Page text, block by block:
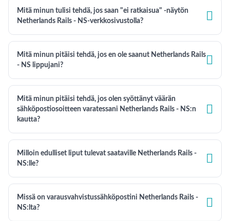
Mitä minun tulisi tehdä, jos saan "ei ratkaisua" -näytön
Netherlands Rails - NS-verkkosivustolla?

Mitä minun pitäisi tehdä, jos en ole saanut Netherlands Rails
- NS lippujani?

Mitä minun pitäisi tehdä, jos olen syöttänyt väärän
sähköpostiosoitteen varatessani Netherlands Rails - NS:n
kautta?

Milloin edulliset liput tulevat saataville Netherlands Rails -
NS:lle?

Missä on varausvahvistussähköpostini Netherlands Rails -
NS:lta?
